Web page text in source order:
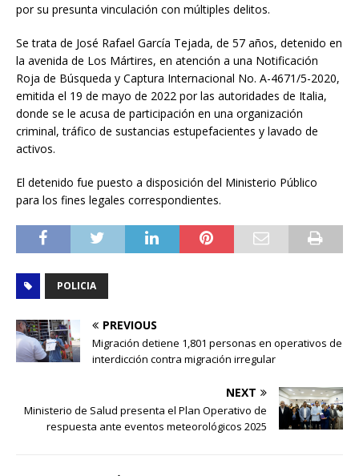
por su presunta vinculación con múltiples delitos.
Se trata de José Rafael García Tejada, de 57 años, detenido en
la avenida de Los Mártires, en atención a una Notificación
Roja de Búsqueda y Captura Internacional No. A-4671/5-2020,
emitida el 19 de mayo de 2022 por las autoridades de Italia,
donde se le acusa de participación en una organización
criminal, tráfico de sustancias estupefacientes y lavado de
activos.
El detenido fue puesto a disposición del Ministerio Público
para los fines legales correspondientes.
POLICIA
PREVIOUS
Migración detiene 1,801 personas en operativos de
interdicción contra migración irregular
NEXT
Ministerio de Salud presenta el Plan Operativo de
respuesta ante eventos meteorológicos 2025